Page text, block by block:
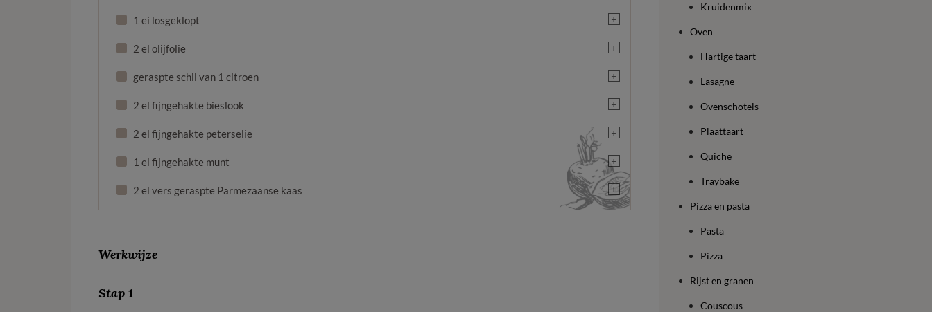
+
1 ei losgeklopt
+
2 el olijfolie
+
geraspte schil van 1 citroen
+
2 el fijngehakte bieslook
+
2 el fijngehakte peterselie
+
1 el fijngehakte munt
+
2 el vers geraspte Parmezaanse kaas
Werkwijze
Stap 1
Kruidenmix
Oven
Hartige taart
Lasagne
Ovenschotels
Plaattaart
Quiche
Traybake
Pizza en pasta
Pasta
Pizza
Rijst en granen
Couscous